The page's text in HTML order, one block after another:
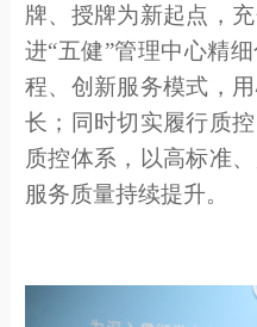
牌、 授牌为新起点，
进“五健”管理中心精
程、创新服务模式，
长；同时切实履行质
质控体系，以高标准
服务质量持续提升。